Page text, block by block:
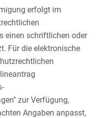
erfolgt im
einen schriftlichen oder
Für die elektronische
zur Verfügung,
Angaben anpasst,